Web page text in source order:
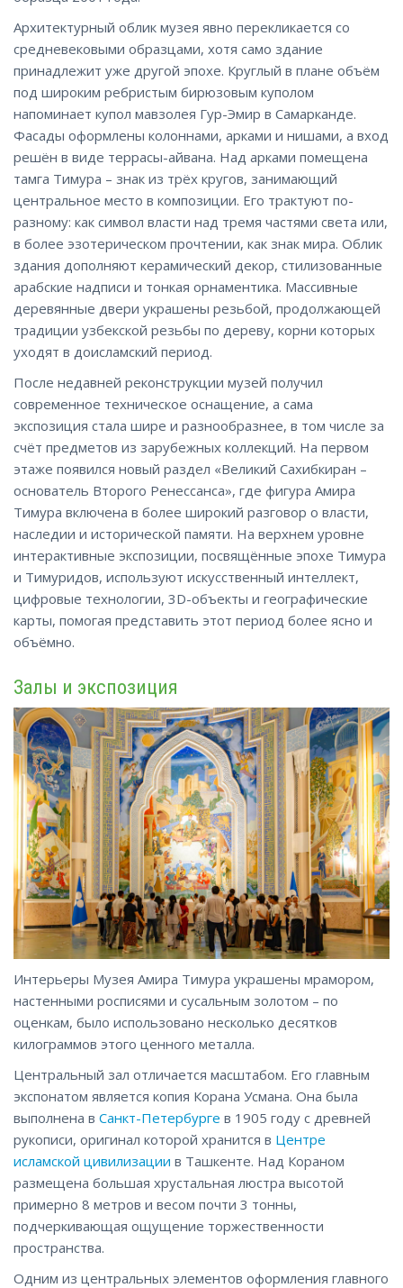
Архитектурный облик музея явно перекликается со
средневековыми образцами, хотя само здание
принадлежит уже другой эпохе. Круглый в плане объём
под широким ребристым бирюзовым куполом
напоминает купол мавзолея Гур-Эмир в Самарканде.
Фасады оформлены колоннами, арками и нишами, а вход
решён в виде террасы-айвана. Над арками помещена
тамга Тимура – знак из трёх кругов, занимающий
центральное место в композиции. Его трактуют по-
разному: как символ власти над тремя частями света или,
в более эзотерическом прочтении, как знак мира. Облик
здания дополняют керамический декор, стилизованные
арабские надписи и тонкая орнаментика. Массивные
деревянные двери украшены резьбой, продолжающей
традиции узбекской резьбы по дереву, корни которых
уходят в доисламский период.
После недавней реконструкции музей получил
современное техническое оснащение, а сама
экспозиция стала шире и разнообразнее, в том числе за
счёт предметов из зарубежных коллекций. На первом
этаже появился новый раздел «Великий Сахибкиран –
основатель Второго Ренессанса», где фигура Амира
Тимура включена в более широкий разговор о власти,
наследии и исторической памяти. На верхнем уровне
интерактивные экспозиции, посвящённые эпохе Тимура
и Тимуридов, используют искусственный интеллект,
цифровые технологии, 3D-объекты и географические
карты, помогая представить этот период более ясно и
объёмно.
Залы и экспозиция
Интерьеры Музея Амира Тимура украшены мрамором,
настенными росписями и сусальным золотом – по
оценкам, было использовано несколько десятков
килограммов этого ценного металла.
Центральный зал отличается масштабом. Его главным
экспонатом является копия Корана Усмана. Она была
выполнена в Санкт-Петербурге в 1905 году с древней
рукописи, оригинал которой хранится в Центре
исламской цивилизации в Ташкенте. Над Кораном
размещена большая хрустальная люстра высотой
примерно 8 метров и весом почти 3 тонны,
подчеркивающая ощущение торжественности
пространства.
Одним из центральных элементов оформления главного